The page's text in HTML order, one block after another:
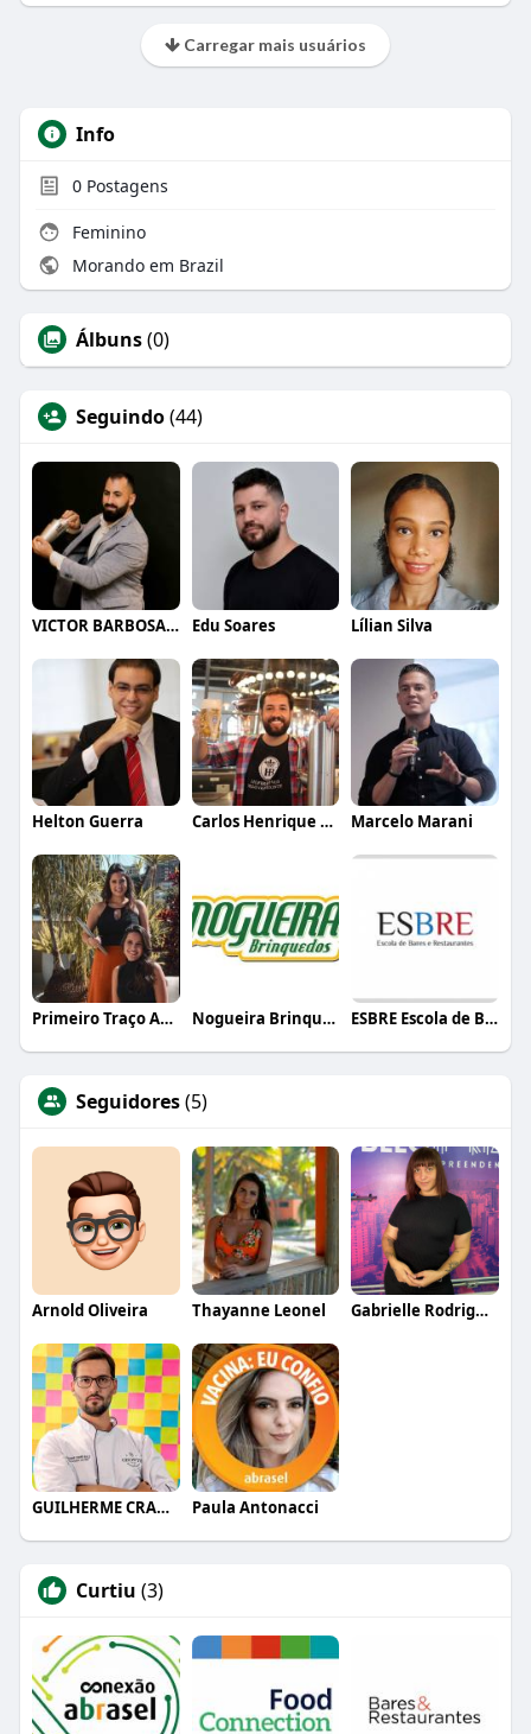
Carregar mais usuários
Info
0Postagens
Feminino
Morando em Brazil
Álbuns(0)
Seguindo(44)
VICTOR BARBOSA QUARANTA Edu Soares Lílian Silva
Helton Guerra Carlos Henrique de Faria Vasconcelos Marcelo Marani
Primeiro Traço Arquitetura Nogueira Brinquedos ESBRE Escola de Bares e Restaurantes
Seguidores(5)
Arnold Oliveira Thayanne Leonel Gabrielle Rodrigues
GUILHERME CRAMER BALLE Paula Antonacci
Curtiu (3)